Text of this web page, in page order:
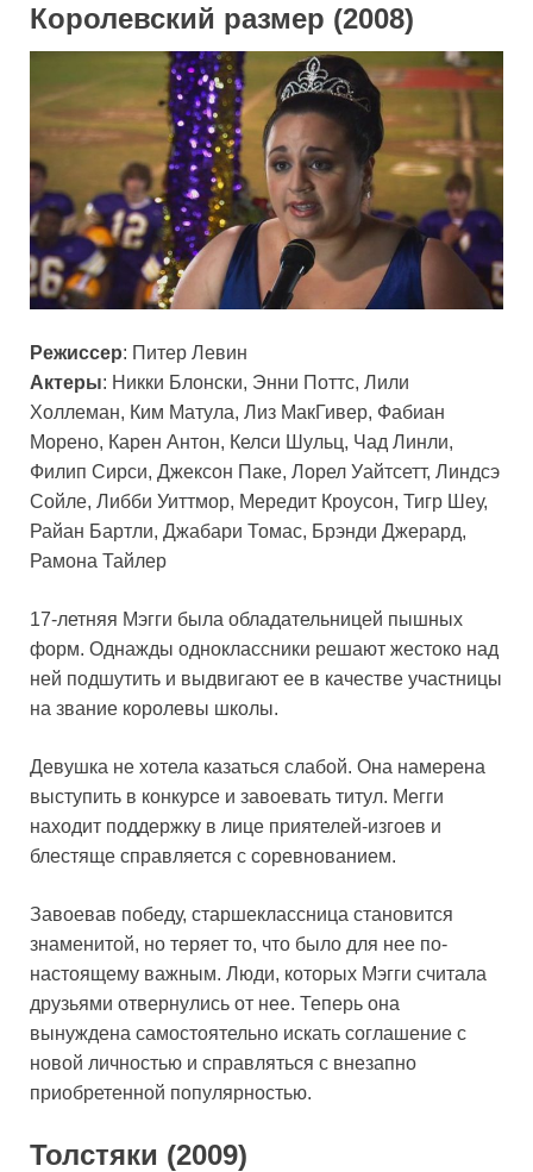
Королевский размер (2008)
Режиссер: Питер Левин
Актеры: Никки Блонски, Энни Поттс, Лили
Холлеман, Ким Матула, Лиз МакГивер, Фабиан
Морено, Карен Антон, Келси Шульц, Чад Линли,
Филип Сирси, Джексон Паке, Лорел Уайтсетт, Линдсэ
Сойле, Либби Уиттмор, Мередит Кроусон, Тигр Шеу,
Райан Бартли, Джабари Томас, Брэнди Джерард,
Рамона Тайлер
17-летняя Мэгги была обладательницей пышных
форм. Однажды одноклассники решают жестоко над
ней подшутить и выдвигают ее в качестве участницы
на звание королевы школы.
Девушка не хотела казаться слабой. Она намерена
выступить в конкурсе и завоевать титул. Мегги
находит поддержку в лице приятелей-изгоев и
блестяще справляется с соревнованием.
Завоевав победу, старшеклассница становится
знаменитой, но теряет то, что было для нее по-
настоящему важным. Люди, которых Мэгги считала
друзьями отвернулись от нее. Теперь она
вынуждена самостоятельно искать соглашение с
новой личностью и справляться с внезапно
приобретенной популярностью.
Толстяки (2009)